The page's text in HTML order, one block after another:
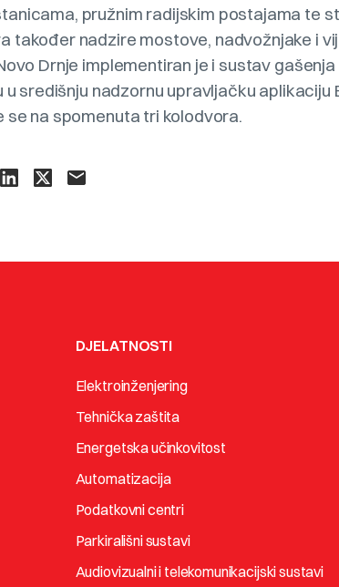
pružnim radijskim postajama te
također nadzire mostove, nadvožnjake i
Drnje implementiran je i sustav
u središnju nadzornu upravljačku
se na spomenuta tri kolodvora.
DJELATNOSTI
Elektroinženjering
Tehnička zaštita
Energetska učinkovitost
Automatizacija
Podatkovni centri
Parkirališni sustavi
Audiovizualni i telekomunikacijski sustavi